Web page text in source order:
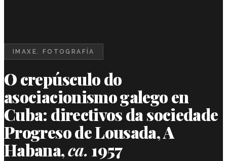
IMAXE. FOTOGRAFÍA
O crepúsculo do
asociacionismo galego en
Cuba: directivos da sociedade
Progreso de Lousada, A
Habana,ca. 1957